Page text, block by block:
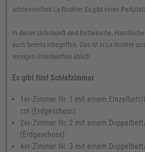
schneereichen La Rosière: Es gibt einen
In dieser Unterkunft sind Bettwäsche,
auch bereits inbegriffen. Das ist in La Rosière
wenigen Unterkünften üblich.
Es gibt fünf Schlafzimmer
1er-Zimmer Nr. 1 mit einem Einzelbett/
cm (Erdgeschoss)
2er-Zimmer Nr. 2 mit einem
(Erdgeschoss)
4er-Zimmer Nr. 3 mit einem